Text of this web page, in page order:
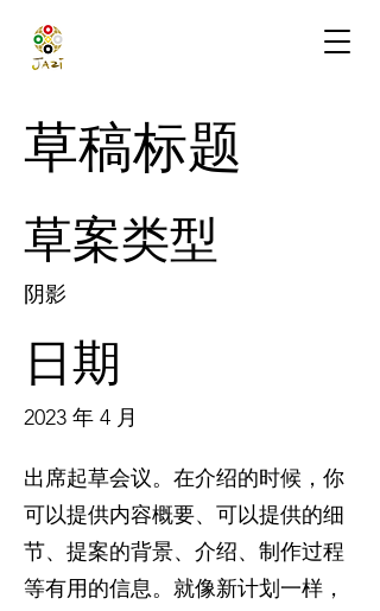
草稿标题
草案类型
阴影
日期
2023 年 4 月
出席起草会议。在介绍的时候，你
可以提供内容概要、可以提供的细
节、提案的背景、介绍、制作过程
等有用的信息。就像新计划一样，